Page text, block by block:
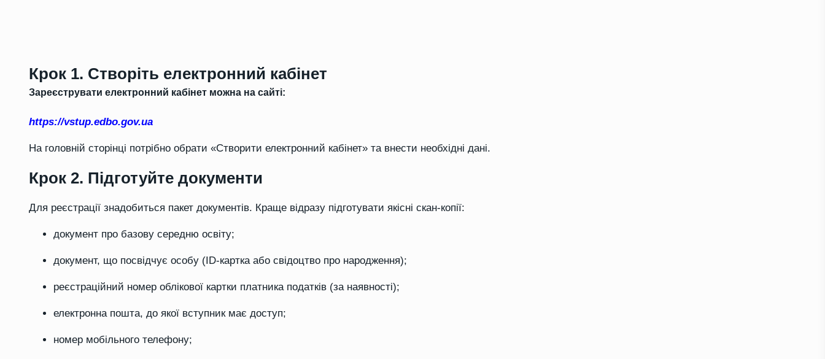
Крок 1. Створіть електронний кабінет
Зареєструвати електронний кабінет можна на сайті:
https://vstup.edbo.gov.ua
На головній сторінці потрібно обрати «Створити електронний кабінет» та внести необхідні дані.
Крок 2. Підготуйте документи
Для реєстрації знадобиться пакет документів. Краще відразу підготувати якісні скан-копії:
документ про базову середню освіту;
документ, що посвідчує особу (ID-картка або свідоцтво про народження);
реєстраційний номер облікової картки платника податків (за наявності);
електронна пошта, до якої вступник має доступ;
номер мобільного телефону;